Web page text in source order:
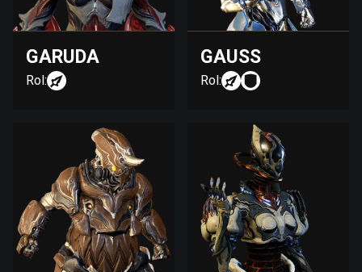
GARUDA
Rol:
GAUSS
Rol: